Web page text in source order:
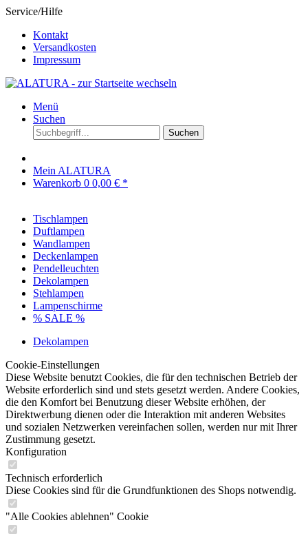
Service/Hilfe
Kontakt
Versandkosten
Impressum
Menü
Suchen
Suchen
Mein ALATURA
Warenkorb 0 0,00 € *
Tischlampen
Duftlampen
Wandlampen
Deckenlampen
Pendelleuchten
Dekolampen
Stehlampen
Lampenschirme
% SALE %
Dekolampen
Cookie-Einstellungen
Diese Website benutzt Cookies, die für den technischen Betrieb der
Website erforderlich sind und stets gesetzt werden. Andere Cookies,
die den Komfort bei Benutzung dieser Website erhöhen, der
Direktwerbung dienen oder die Interaktion mit anderen Websites
und sozialen Netzwerken vereinfachen sollen, werden nur mit Ihrer
Zustimmung gesetzt.
Konfiguration
Technisch erforderlich
Diese Cookies sind für die Grundfunktionen des Shops notwendig.
"Alle Cookies ablehnen" Cookie